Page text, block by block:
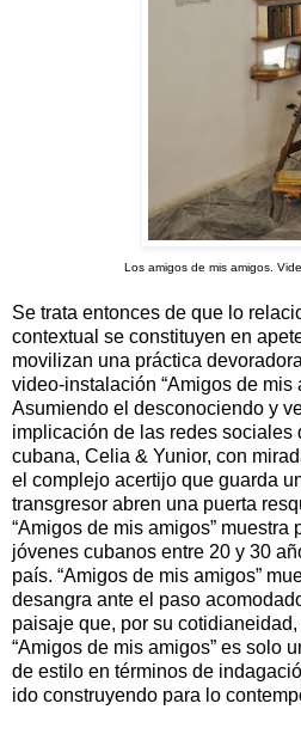
Los amigos de mis amigos.
Se trata entonces de que lo
contextual se constituyen en
movilizan una práctica
video-instalación “Amigos de mis
Asumiendo el desconociendo y
implicación de las redes sociales
cubana, Celia & Yunior, con
el complejo acertijo que guarda
transgresor abren una puerta
“Amigos de mis amigos”
jóvenes cubanos entre 20 y 30
país. “Amigos de mis amigos”
desangra ante el paso
paisaje que, por su
“Amigos de mis amigos” es solo
de estilo en términos de
ido construyendo para lo